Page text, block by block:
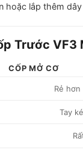
hoặc lắp thêm
Trước
CỐP MỞ CƠ
Rẻ
Tay